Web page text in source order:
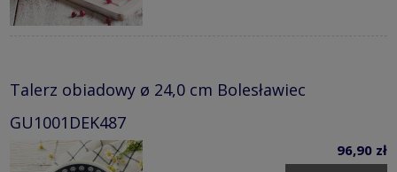
Talerz obiadowy ø 24,0 cm Bolesławiec
GU1001DEK487
96,90 zł